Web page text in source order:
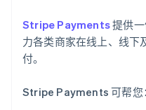
Stripe Payments提供
力各类商家在线上、线下
付。
Stripe Payments 可帮您：